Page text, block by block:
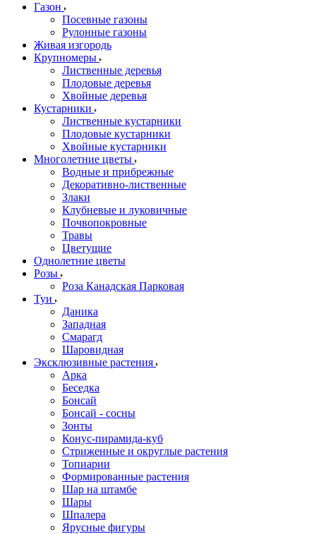
Газон
Посевные газоны
Рулонные газоны
Живая изгородь
Крупномеры
Лиственные деревья
Плодовые деревья
Хвойные деревья
Кустарники
Лиственные кустарники
Плодовые кустарники
Хвойные кустарники
Многолетние цветы
Водные и прибрежные
Декоративно-лиственные
Злаки
Клубневые и луковичные
Почвопокровные
Травы
Цветущие
Однолетние цветы
Розы
Роза Канадская Парковая
Туи
Даника
Западная
Смарагд
Шаровидная
Эксклюзивные растения
Арка
Беседка
Бонсай
Бонсай - сосны
Зонты
Конус-пирамида-куб
Стриженные и округлые растения
Топиарии
Формированные растения
Шар на штамбе
Шары
Шпалера
Ярусные фигуры